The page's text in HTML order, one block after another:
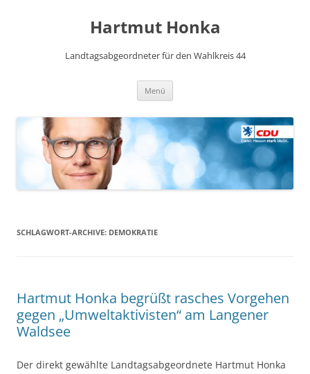
Hartmut Honka
Landtagsabgeordneter für den Wahlkreis 44
Menü
SCHLAGWORT-ARCHIVE: DEMOKRATIE
Hartmut Honka begrüßt rasches Vorgehen
gegen „Umweltaktivisten“ am Langener
Waldsee
Der direkt gewählte Landtagsabgeordnete Hartmut Honka